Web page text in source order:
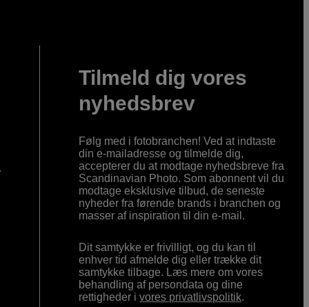
Tilmeld dig vores
nyhedsbrev
Følg med i fotobranchen! Ved at indtaste
din e-mailadresse og tilmelde dig,
accepterer du at modtage nyhedsbreve fra
Scandinavian Photo. Som abonnent vil du
modtage eksklusive tilbud, de seneste
nyheder fra førende brands i branchen og
masser af inspiration til din e-mail.
Dit samtykke er frivilligt, og du kan til
enhver tid afmelde dig eller trække dit
samtykke tilbage. Læs mere om vores
behandling af persondata og dine
rettigheder ivores privatlivspolitik.